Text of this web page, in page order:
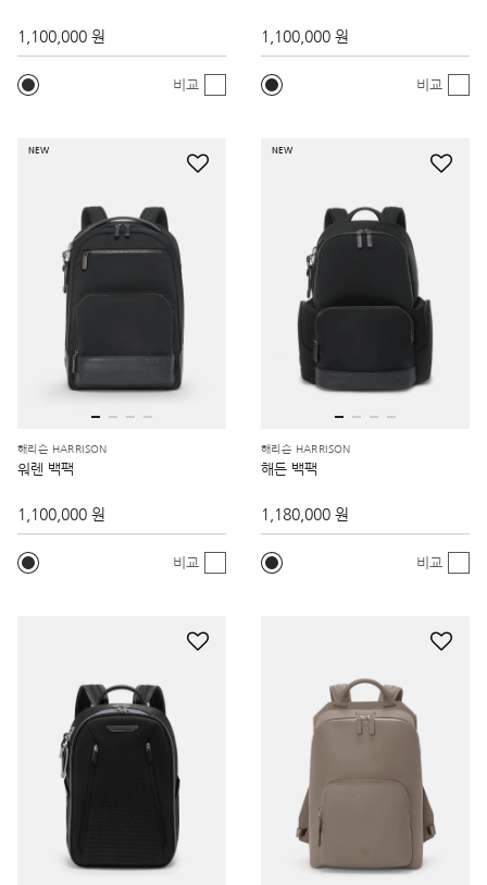
1,100,000 원
비교
1,100,000 원
비교
NEW
해리슨 HARRISON
워렌 백팩
1,100,000 원
비교
NEW
해리슨 HARRISON
해든 백팩
1,180,000 원
비교